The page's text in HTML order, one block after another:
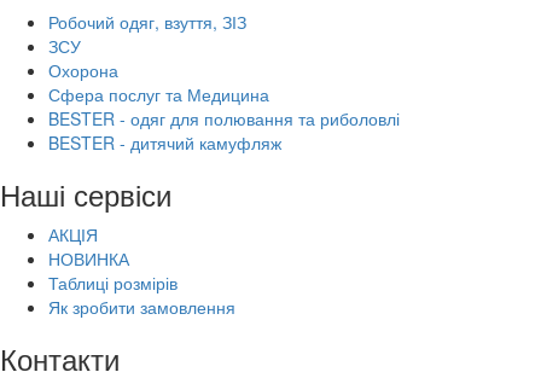
Робочий одяг, взуття, ЗІЗ
ЗСУ
Охорона
Сфера послуг та Медицина
BESTER - одяг для полювання та риболовлі
BESTER - дитячий камуфляж
Наші сервіси
АКЦІЯ
НОВИНКА
Таблиці розмірів
Як зробити замовлення
Контакти